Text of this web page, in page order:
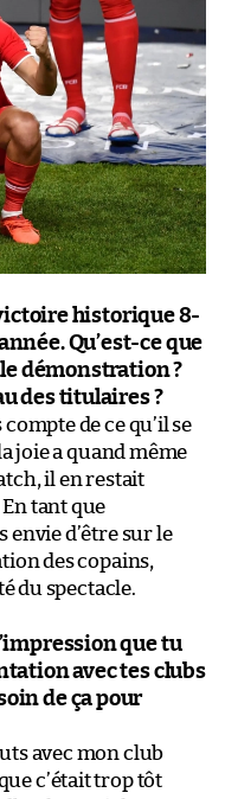
historique 8-
Qu’est-ce que
démonstration ?
des titulaires ?
de ce qu’il se
joie a quand même
il en restait
tant que
envie d’être sur le
des copains,
du spectacle.
que tu
avec tes clubs
de ça pour
avec mon club
c’était trop tôt